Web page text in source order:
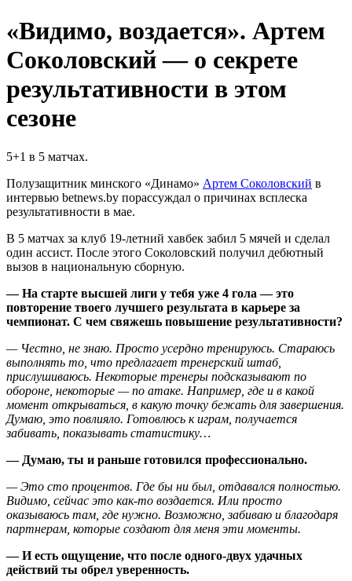
«Видимо, воздается». Артем
Соколовский — о секрете
результативности в этом
сезоне
5+1 в 5 матчах.
Полузащитник минского «Динамо» Артем Соколовский в
интервью betnews.by порассуждал о причинах всплеска
результативности в мае.
В 5 матчах за клуб 19-летний хавбек забил 5 мячей и сделал
один ассист. После этого Соколовский получил дебютный
вызов в национальную сборную.
— На старте высшей лиги у тебя уже 4 гола — это
повторение твоего лучшего результата в карьере за
чемпионат. С чем свяжешь повышение результативности?
— Честно, не знаю. Просто усердно тренируюсь. Стараюсь
выполнять то, что предлагает тренерский штаб,
прислушиваюсь. Некоторые тренеры подсказывают по
обороне, некоторые — по атаке. Например, где и в какой
момент открываться, в какую точку бежать для завершения.
Думаю, это повлияло. Готовлюсь к играм, получается
забивать, показывать статистику…
— Думаю, ты и раньше готовился профессионально.
— Это сто процентов. Где бы ни был, отдавался полностью.
Видимо, сейчас это как-то воздается. Или просто
оказываюсь там, где нужно. Возможно, забиваю и благодаря
партнерам, которые создают для меня эти моменты.
— И есть ощущение, что после одного-двух удачных
действий ты обрел уверенность.